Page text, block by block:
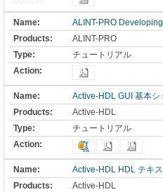
ALINT-PRO
ALINT-PRO
チュートリアル
Active-HDL GUI 基本
Active-HDL
チュートリアル
Active-HDL HDL テキ
Active-HDL